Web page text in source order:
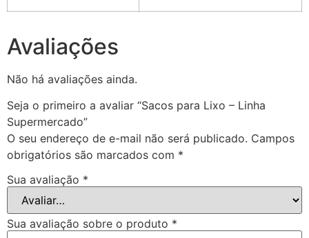
Avaliações
Não há avaliações ainda.
Seja o primeiro a avaliar “Sacos para Lixo – Linha
Supermercado”
O seu endereço de e-mail não será publicado. Campos
obrigatórios são marcados com *
Sua avaliação *
Sua avaliação sobre o produto *